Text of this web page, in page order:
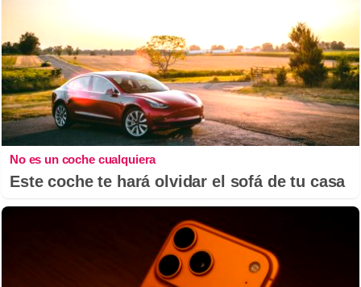
No es un coche cualquiera
Este coche te hará olvidar el sofá de tu casa